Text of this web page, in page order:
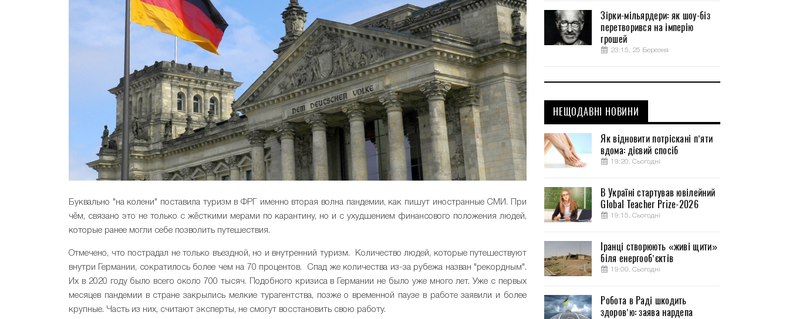
Буквально "на колени" поставила туризм в ФРГ именно вторая волна пандемии, как пишут иностранные СМИ. При
чём, связано это не только с жёсткими мерами по карантину, но и с ухудшением финансового положения людей,
которые ранее могли себе позволить путешествия.
Отмечено, что пострадал не только въездной, но и внутренний туризм. Количество людей, которые путешествуют
внутри Германии, сократилось более чем на 70 процентов. Спад же количества из-за рубежа назван "рекордным".
Их в 2020 году было всего около 700 тысяч. Подобного кризиса в Германии не было уже много лет. Уже с первых
месяцев пандемии в стране закрылись мелкие турагентства, позже о временной паузе в работе заявили и более
крупные. Часть из них, считают эксперты, не смогут восстановить свою работу.
Зірки-мільярдери: як шоу-біз
перетворився на імперію
грошей
23:15, 25 Березня
НЕЩОДАВНІ НОВИНИ
Як відновити потріскані п’яти
вдома: дієвий спосіб
19:20, Сьогодні
В Україні стартував ювілейний
Global Teacher Prize-2026
19:15, Сьогодні
Іранці створюють «живі щити»
біля енергооб’єктів
19:00, Сьогодні
Робота в Раді шкодить
здоров’ю: заява нардепа